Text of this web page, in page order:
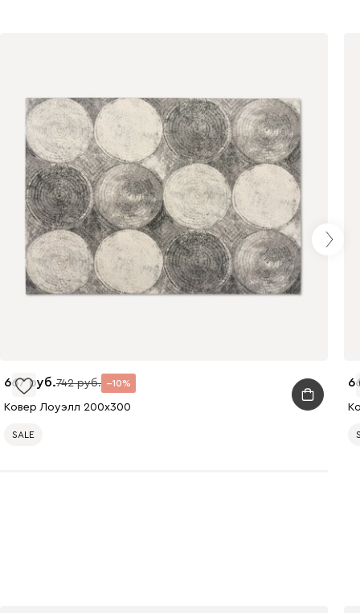
667 742 10
Ковер Лоуэлл 200x300
SALE